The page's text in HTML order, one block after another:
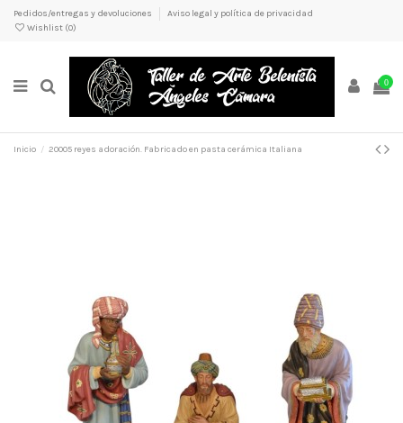
Pedidos/entregas y devoluciones
Aviso legal y política de privacidad
Wishlist (0)
0
Inicio 20005 reyes adoración. Fabricado en pasta cerámica Italiana